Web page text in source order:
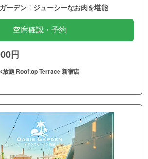
ーデン！ジューシーなお肉を堪能
空席確認・予約
円
放題 Rooftop Terrace 新宿店